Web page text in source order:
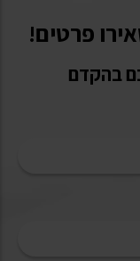
פרטים!
בהקדם